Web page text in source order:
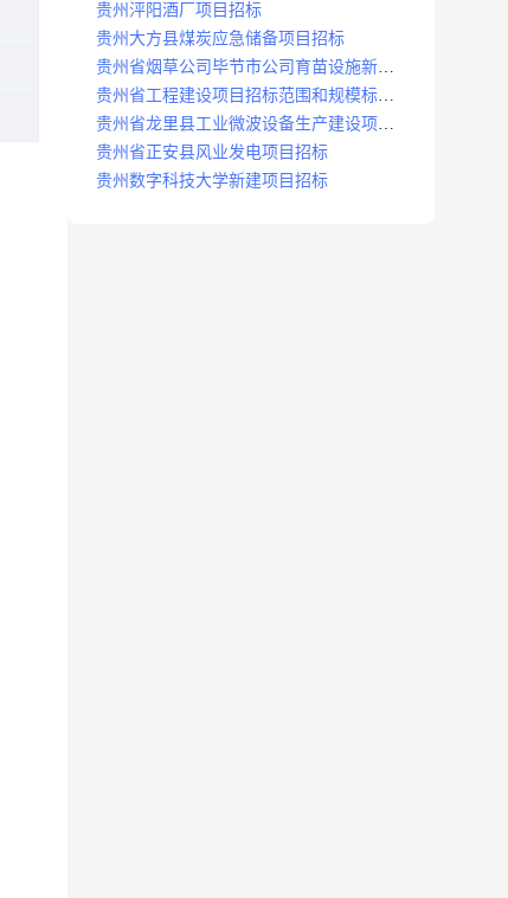
贵州泙阳酒厂项目招标
贵州大方县煤炭应急储备项目招标
贵州省烟草公司毕节市公司育苗设施新建
及修复项目招标公告
贵州省工程建设项目招标范围和规模标准
规定
贵州省龙里县工业微波设备生产建设项目
招标
贵州省正安县风业发电项目招标
贵州数字科技大学新建项目招标